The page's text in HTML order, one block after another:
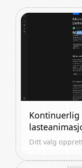
Kontinuerlig
Ditt valg